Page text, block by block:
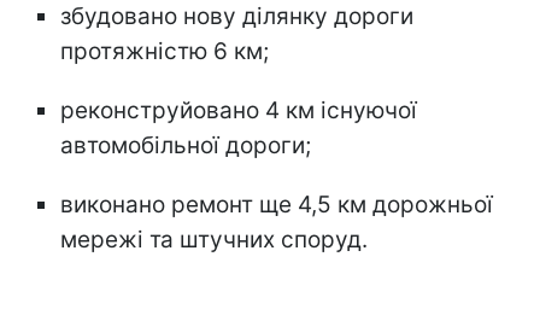
збудовано нову ділянку дороги
протяжністю 6 км;
реконструйовано 4 км існуючої
автомобільної дороги;
виконано ремонт ще 4,5 км дорожньої
мережі та штучних споруд.